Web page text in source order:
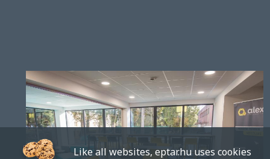
Like all websites, eptar.hu uses cookies